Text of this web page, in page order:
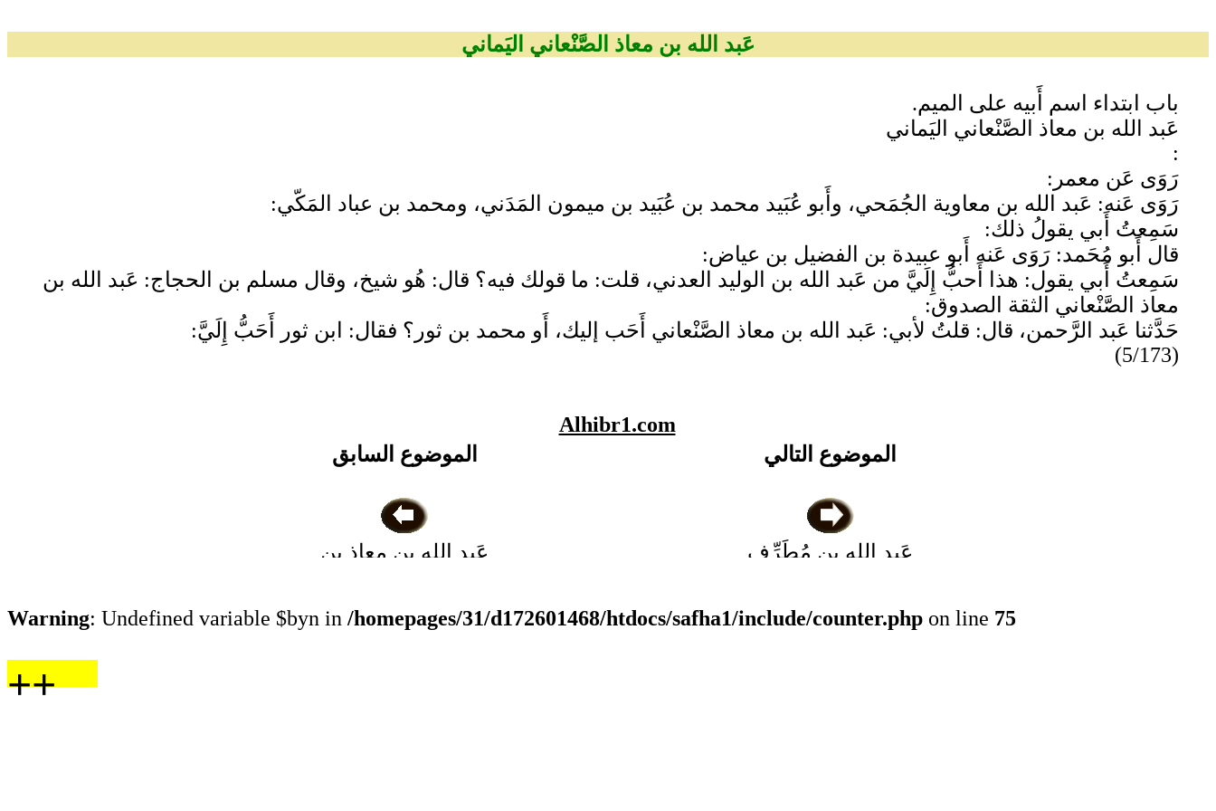
عَبد الله بن معاذ الصَّنْعاني اليَماني
باب ابتداء اسم أَبيه على الميم.
عَبد الله بن معاذ الصَّنْعاني اليَماني
:
رَوَى عَن معمر:
رَوَى عَنه: عَبد الله بن معاوية الجُمَحي، وأَبو عُبَيد محمد بن عُبَيد بن ميمون المَدَني، ومحمد بن عباد المَكّي:
سَمِعتُ أَبي يقولُ ذلك:
قال أَبو مُحَمد: رَوَى عَنه أَبو عبيدة بن الفضيل بن عياض:
سَمِعتُ أَبي يقول: هذا أَحبُّ إِلَيَّ من عَبد الله بن الوليد العدني، قلت: ما قولك فيه؟ قال: هُو شيخ، وقال مسلم بن الحجاج: عَبد الله بن
معاذ الصَّنْعاني الثقة الصدوق:
حَدَّثنا عَبد الرَّحمن، قال: قلتُ لأبي: عَبد الله بن معاذ الصَّنْعاني أَحَب إليك، أَو محمد بن ثور؟ فقال: ابن ثور أَحَبُّ إِلَيَّ:
(5/173)
الموضوع التالي
عَبد الله بن مُطَرِّف
Alhibr1.com
الموضوع السابق
عَبد الله بن معاذ بن
Warning: Undefined variable $byn in /homepages/31/d172601468/htdocs/safha1/include/counter.php on line 75
++